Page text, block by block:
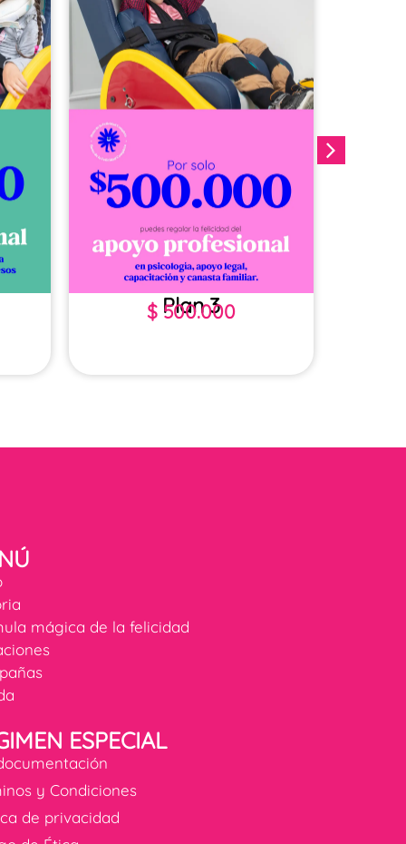
Plan 3
$ 500.000
mágica de la felicidad
ESPECIAL
y Condiciones
de privacidad